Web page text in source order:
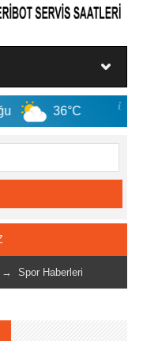
10 Ağu
→ Spor Haberleri